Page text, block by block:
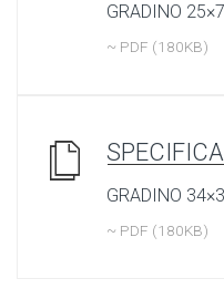
GRADINO
~ PDF (180KB)
GRADINO
~ PDF (180KB)